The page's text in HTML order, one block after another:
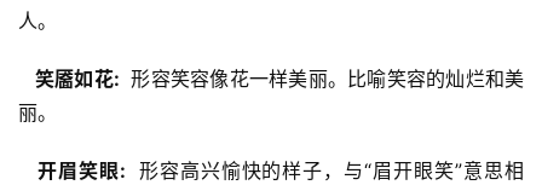
人。
  笑靥如花:
形容笑容像花一样美丽。比喻笑容的灿烂和美
丽。
  开眉笑眼:
形容高兴愉快的样子，与“眉开眼笑”意思相